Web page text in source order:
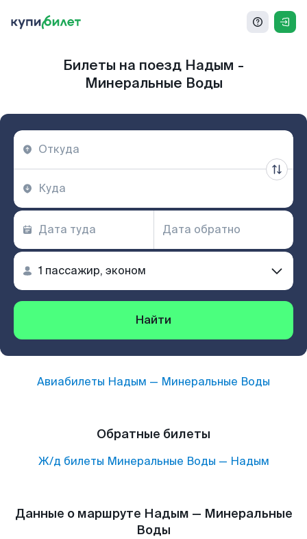
Билеты на поезд Надым -
Минеральные Воды
Найти
Авиабилеты Надым — Минеральные Воды
Обратные билеты
Ж/д билеты Минеральные Воды — Надым
Данные о маршруте Надым — Минеральные
Воды